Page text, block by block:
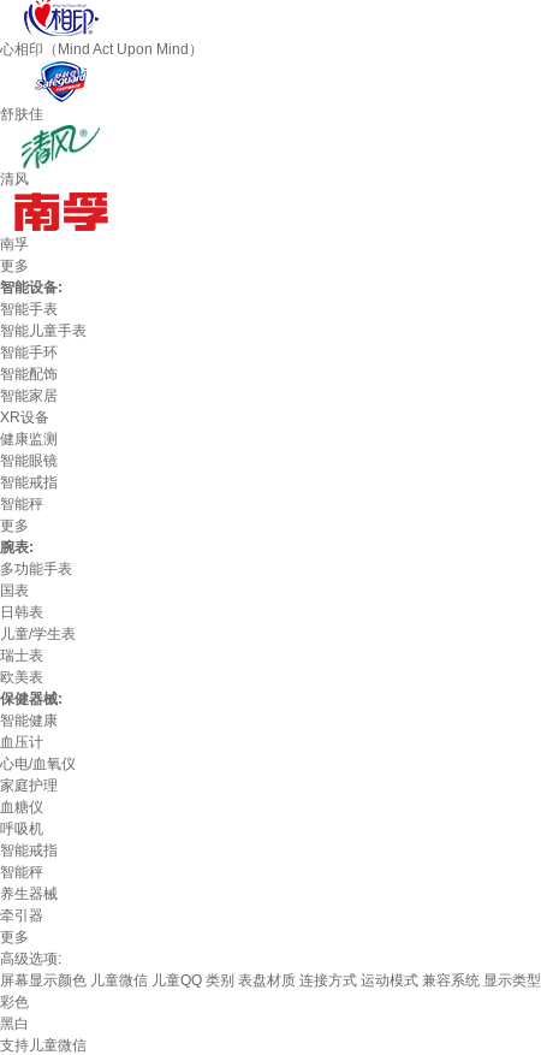
心相印（Mind Act Upon Mind）
舒肤佳
清风
南孚
更多
智能设备:
智能手表
智能儿童手表
智能手环
智能配饰
智能家居
XR设备
健康监测
智能眼镜
智能戒指
智能秤
更多
腕表:
多功能手表
国表
日韩表
儿童/学生表
瑞士表
欧美表
保健器械:
智能健康
血压计
心电/血氧仪
家庭护理
血糖仪
呼吸机
智能戒指
智能秤
养生器械
牵引器
更多
高级选项:
屏幕显示颜色 儿童微信 儿童QQ 类别 表盘材质 连接方式 运动模式 兼容系统 显示类型
彩色
黑白
支持儿童微信